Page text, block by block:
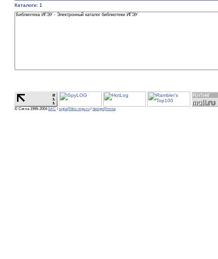
Каталоги: 1
© Сигла 1999-2004 БКС / sigla@bks-mgu.ru / design@misa.